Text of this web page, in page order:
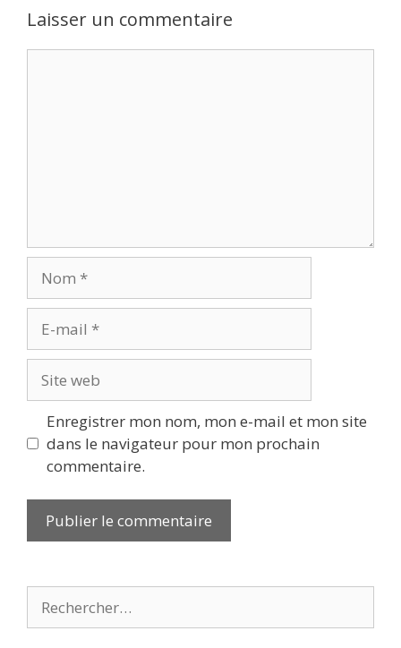
Laisser un commentaire
mail
web
Enregistrer mon nom, mon e-mail et mon site
dans le navigateur pour mon prochain
commentaire.